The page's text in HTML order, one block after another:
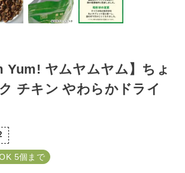
Yum! ヤムヤムヤム】ちょ
チキン やわらかドライ
5個まで